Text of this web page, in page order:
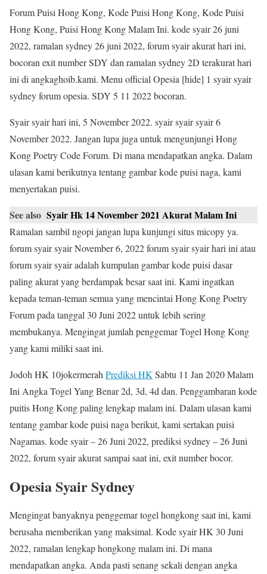
Forum Puisi Hong Kong, Kode Puisi Hong Kong, Kode Puisi
Hong Kong, Puisi Hong Kong Malam Ini. kode syair 26 juni
2022, ramalan sydney 26 juni 2022, forum syair akurat hari ini,
bocoran exit number SDY dan ramalan sydney 2D terakurat hari
ini di angkaghoib.kami. Menu official Opesia [hide] 1 syair syair
sydney forum opesia. SDY 5 11 2022 bocoran.
Syair syair hari ini, 5 November 2022. syair syair syair 6
November 2022. Jangan lupa juga untuk mengunjungi Hong
Kong Poetry Code Forum. Di mana mendapatkan angka. Dalam
ulasan kami berikutnya tentang gambar kode puisi naga, kami
menyertakan puisi.
See also Syair Hk 14 November 2021 Akurat Malam Ini
Ramalan sambil ngopi jangan lupa kunjungi situs micopy ya.
forum syair syair November 6, 2022 forum syair syair hari ini atau
forum syair syair adalah kumpulan gambar kode puisi dasar
paling akurat yang berdampak besar saat ini. Kami ingatkan
kepada teman-teman semua yang mencintai Hong Kong Poetry
Forum pada tanggal 30 Juni 2022 untuk lebih sering
membukanya. Mengingat jumlah penggemar Togel Hong Kong
yang kami miliki saat ini.
Jodoh HK 10jokermerah Prediksi HK Sabtu 11 Jan 2020 Malam
Ini Angka Togel Yang Benar 2d, 3d, 4d dan. Penggambaran kode
puitis Hong Kong paling lengkap malam ini. Dalam ulasan kami
tentang gambar kode puisi naga berikut, kami sertakan puisi
Nagamas. kode syair – 26 Juni 2022, prediksi sydney – 26 Juni
2022, forum syair akurat sampai saat ini, exit number bocor.
Opesia Syair Sydney
Mengingat banyaknya penggemar togel hongkong saat ini, kami
berusaha memberikan yang maksimal. Kode syair HK 30 Juni
2022, ramalan lengkap hongkong malam ini. Di mana
mendapatkan angka. Anda pasti senang sekali dengan angka